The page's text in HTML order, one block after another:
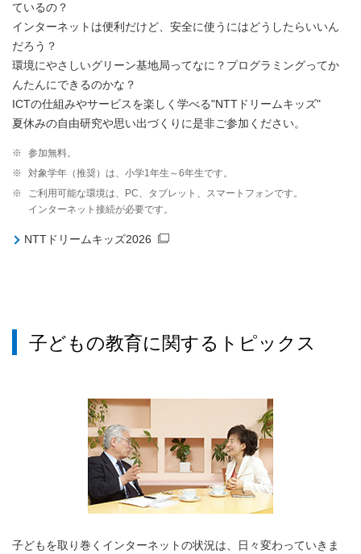
ているの？
インターネットは便利だけど、安全に使うにはどうしたらいいん
だろう？
環境にやさしいグリーン基地局ってなに？プログラミングってか
んたんにできるのかな？
ICTの仕組みやサービスを楽しく学べる"NTTドリームキッズ"
夏休みの自由研究や思い出づくりに是非ご参加ください。
※
参加無料。
※
対象学年（推奨）は、小学1年生～6年生です。
※
ご利用可能な環境は、PC、タブレット、スマートフォンです。
インターネット接続が必要です。
NTTドリームキッズ2026
子どもの教育に関するトピックス
子どもを取り巻くインターネットの状況は、日々変わっていきま